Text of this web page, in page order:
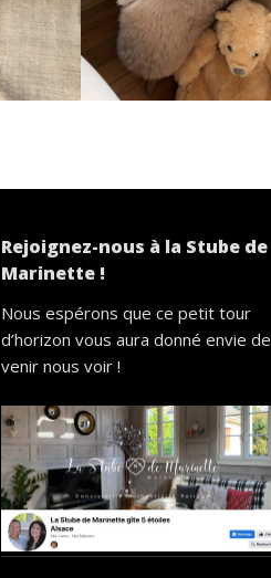
Rejoignez-nous à la Stube de
Marinette !
Nous espérons que ce petit tour
d’horizon vous aura donné envie de
venir nous voir !